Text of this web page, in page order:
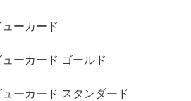
ーカード
ーカード ゴールド
ーカード スタンダード